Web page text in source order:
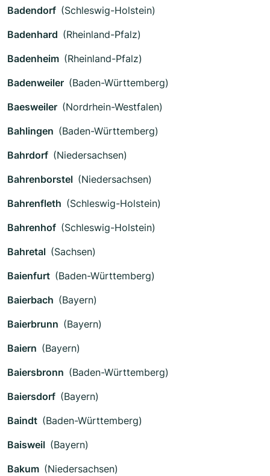
Badendorf (Schleswig-Holstein)
Badenhard (Rheinland-Pfalz)
Badenheim (Rheinland-Pfalz)
Badenweiler (Baden-Württemberg)
Baesweiler (Nordrhein-Westfalen)
Bahlingen (Baden-Württemberg)
Bahrdorf (Niedersachsen)
Bahrenborstel (Niedersachsen)
Bahrenfleth (Schleswig-Holstein)
Bahrenhof (Schleswig-Holstein)
Bahretal (Sachsen)
Baienfurt (Baden-Württemberg)
Baierbach (Bayern)
Baierbrunn (Bayern)
Baiern (Bayern)
Baiersbronn (Baden-Württemberg)
Baiersdorf (Bayern)
Baindt (Baden-Württemberg)
Baisweil (Bayern)
Bakum (Niedersachsen)